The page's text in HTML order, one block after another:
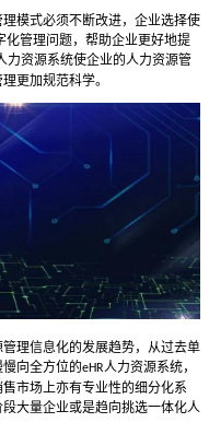
模式必须不断改进，企业选择使
化管理问题，帮助企业更好地提
力资源系统使企业的人力资源管
更加规范科学。
理信息化的发展趋势，从过去单
向全方位的eHR人力资源系统，
市场上亦有专业性的细分化系
大量企业或是趋向挑选一体化人